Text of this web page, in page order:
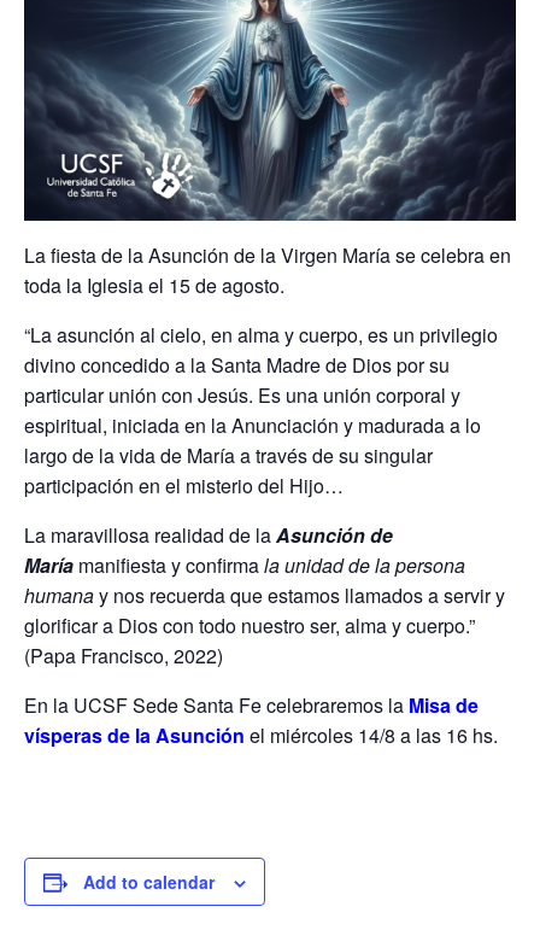
La fiesta de la Asunción de la Virgen María se celebra en
toda la Iglesia el 15 de agosto.
“La asunción al cielo, en alma y cuerpo, es un privilegio
divino concedido a la Santa Madre de Dios por su
particular unión con Jesús. Es una unión corporal y
espiritual, iniciada en la Anunciación y madurada a lo
largo de la vida de María a través de su singular
participación en el misterio del Hijo…
La maravillosa realidad de laAsunción de
María manifiesta y confirmala unidad de la persona
humanay nos recuerda que estamos llamados a servir y
glorificar a Dios con todo nuestro ser, alma y cuerpo.”
(Papa Francisco, 2022)
En la UCSF Sede Santa Fe celebraremos la Misa de
vísperas de la Asunción el miércoles 14/8 a las 16 hs.
Add to calendar